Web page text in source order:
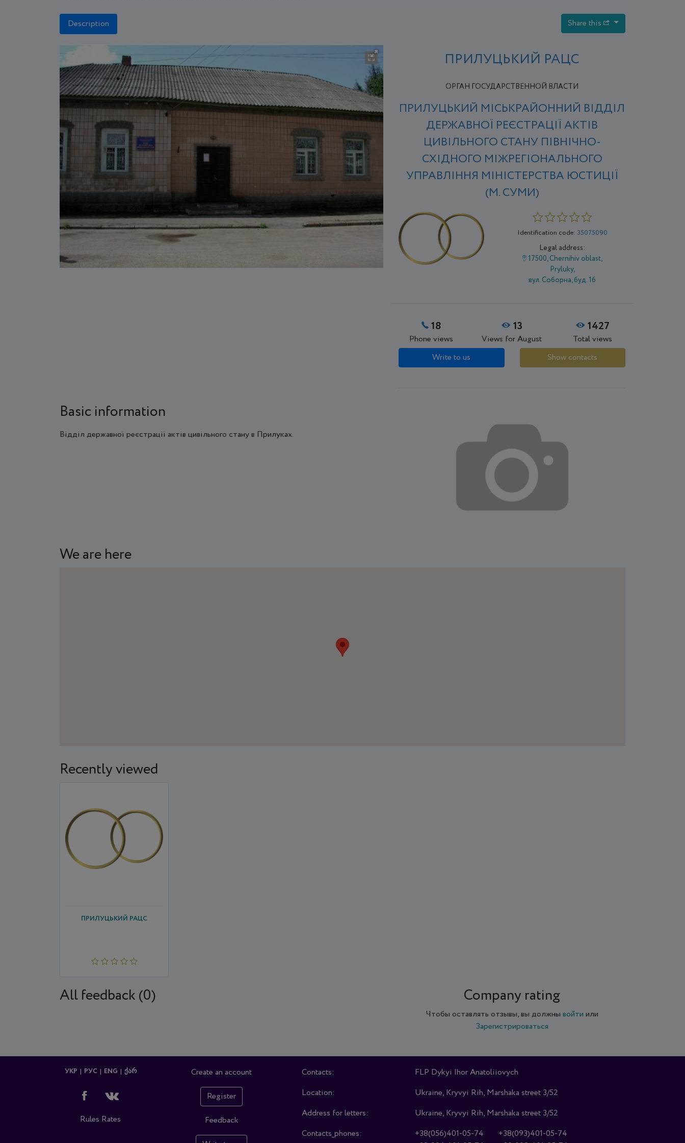
Description Share this
ПРИЛУЦЬКИЙ РАЦС
ОРГАН ГОСУДАРСТВЕННОЙ ВЛАСТИ
ПРИЛУЦЬКИЙ МІСЬКРАЙОННИЙ ВІДДІЛ
ДЕРЖАВНОЇ РЕЄСТРАЦІЇ АКТІВ
ЦИВІЛЬНОГО СТАНУ ПІВНІЧНО-
СХІДНОГО МІЖРЕГІОНАЛЬНОГО
УПРАВЛІННЯ МІНІСТЕРСТВА ЮСТИЦІЇ
(М. СУМИ)
Identification code: 35075090
Legal address:
17500, Chernihiv oblast,
Pryluky,
вул. Соборна, буд. 16
18
Phone views
13
Views for August
1427
Total views
Write to us
Show contacts
Basic information
Відділ державної реєстрації актів цивільного стану в Прилуках.
We are here
Recently viewed
ПРИЛУЦЬКИЙ РАЦС
All feedback (0) Company rating
Чтобы оставлять отзывы, вы должны войти или
Зарегистрироваться
УКР РУС ENG ᲥᲐᲠ
Rules Rates
Create an account
Register
Feedback
Contacts:
FLP Dykyi Ihor Anatoliiovych
Location:
Ukraine, Kryvyi Rih, Marshaka street 3/52
Address for letters:
Ukraine, Kryvyi Rih, Marshaka street 3/52
Contacts_phones:
+38(056)401-05-74
+38(093)401-05-74